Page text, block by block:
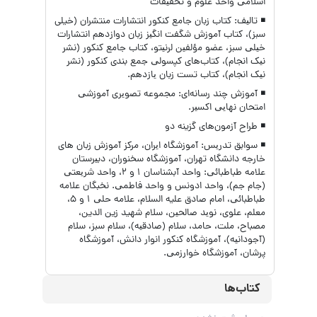
◾ ﺗﺎﻟﯿﻒ: ﮐﺘﺎب زﺑﺎن ﺟﺎﻣﻊ ﮐﻨﮑﻮر اﻧﺘﺸﺎرات ﻣﻨﺘﺸﺮان (خیلی
سبز)، ﮐﺘﺎب آﻣﻮزش ﺷﮕﻔﺖ اﻧﮕﯿﺰ زﺑﺎن دوازدﻫﻢ اﻧﺘﺸﺎرات
ﺧﯿﻠﯽ ﺳﺒﺰ، ﻋﻀﻮ ﻣؤﻟﻔﯿﻦ ﻟﺮﻧﯿﺘﻮ، ﮐﺘﺎب ﺟﺎﻣﻊ ﮐﻨﮑﻮر (ﻧﺸﺮ
ﻧﯿﮏ اﻧﺠﺎم)، ﮐﺘﺎبﻫﺎی ﮐﭙﺴﻮﻟﯽ ﺟﻤﻊ ﺑﻨﺪی ﮐﻨﮑﻮر (ﻧﺸﺮ
ﻧﯿﮏ اﻧﺠﺎم)، ﮐﺘﺎب ﺗﺴﺖ زﺑﺎن ﯾﺎزدﻫﻢ.
◾ آموزش ﭼﻨﺪ رﺳﺎﻧﻪای: ﻣﺠﻤﻮﻋﻪ ﺗﺼﻮﯾﺮی آﻣﻮزﺷﯽ
اﻣﺘﺤﺎن ﻧﻬﺎﯾﯽ اﮐﺴﯿﺮ.
◾ طراح آزمون‌های گزینه دو
◾ ﺳﻮاﺑﻖ ﺗﺪرﯾﺲ: آﻣﻮزﺷﮕﺎه اﯾﺮان، ﻣﺮﮐﺰ آﻣﻮزش زﺑﺎن ﻫﺎی
ﺧﺎرﺟﻪ داﻧﺸﮕﺎه ﺗﻬﺮان، آﻣﻮزﺷﮕﺎه ﺳﺨﻨﻮران، دﺑﯿﺮﺳﺘﺎن
ﻋﻼﻣﻪ ﻃﺒﺎﻃﺒﺎﺋﯽ: واﺣﺪ آﺑﺸﻨﺎﺳﺎن 1 و 2، واﺣﺪ ﺷﺮﯾﻌﺘﯽ
(ﺟﺎم ﺟﻢ)، واﺣﺪ ادوﻧﺲ و واﺣﺪ ﻓﺎﻃﻤﯽ. ﻧﺨﺒﮕﺎن ﻋﻼﻣﻪ
ﻃﺒﺎﻃﺒﺎﺋﯽ، اﻣﺎم ﺻﺎدق علیه السلام، ﻋﻼﻣﻪ ﺣﻠﯽ 1 و 5،
ﻣﻌﻠﻢ، ﻋﻠﻮی، ﻧﻮﯾﺪ ﺻﺎﻟﺤﯿﻦ، سلام شهید زین الدین،
ﻣﺼﺒﺎح، ﻣﻠﺖ، ﺣﺎﻣﺪ، ﺳﻼم (ﺻﺎدﻗﯿﻪ)، ﺳﻼم ﺳﺒﺰ، ﺳﻼم
(آﺟﻮداﻧﯿﻪ)، آﻣﻮزﺷﮕﺎه ﮐﻨﮑﻮر اﻧﻮار داﻧﺶ، آﻣﻮزﺷﮕﺎه
ﭘﺮﺷﺎن، آﻣﻮزﺷﮕﺎه ﺧﻮارزﻣﯽ.
کتاب‌ها